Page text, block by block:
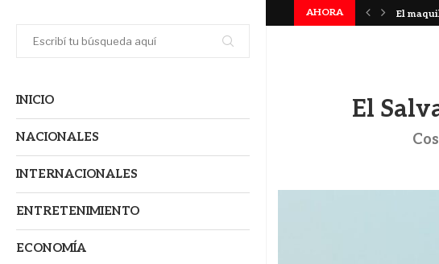
INICIO
NACIONALES
INTERNACIONALES
ENTRETENIMIENTO
ECONOMÍA
AHORA
Seguridad impulsa despegue económico histórico en El Salvador El
El